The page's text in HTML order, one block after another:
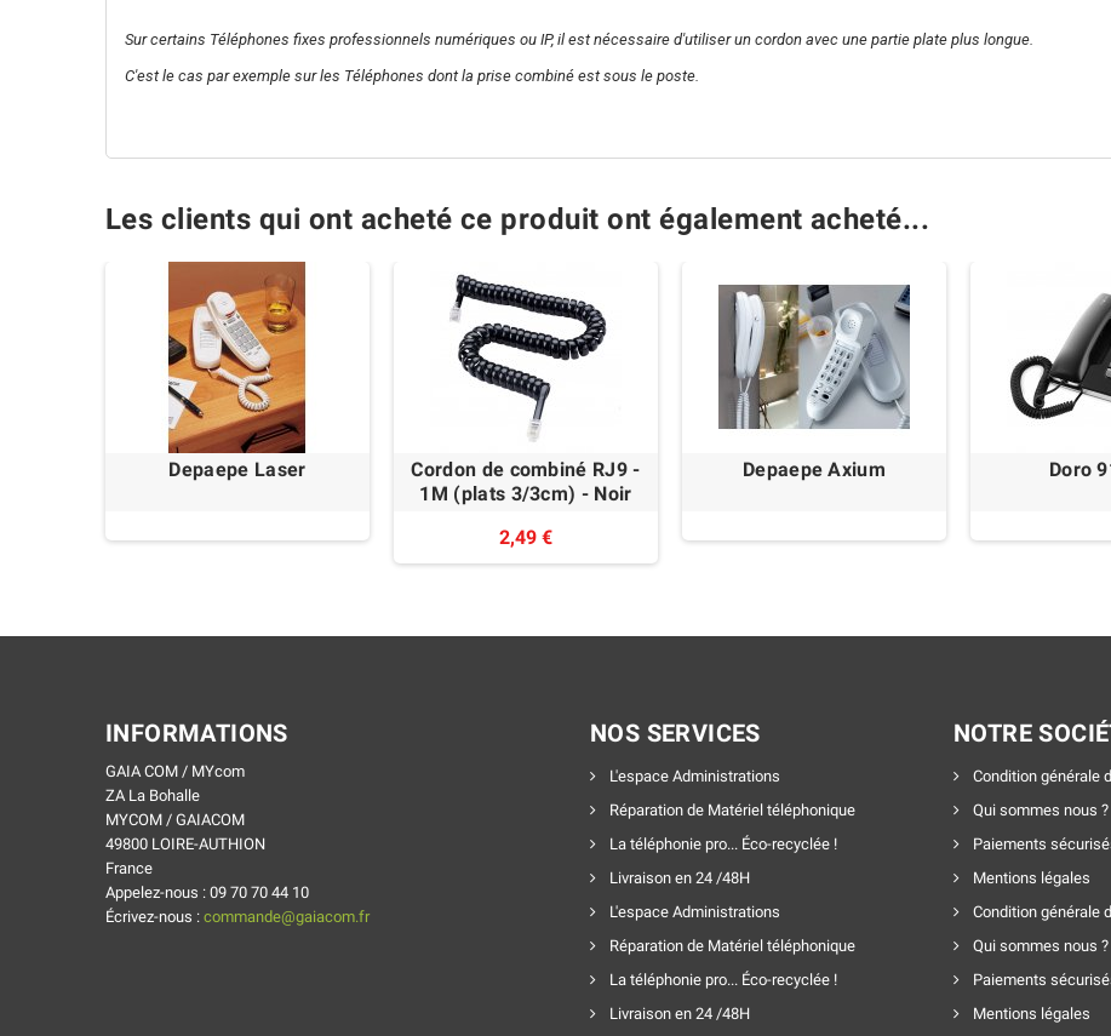
Sur certains Téléphones fixes professionnels numériques ou IP, il est nécessaire d'utiliser un cordon avec une partie plate plus longue.
C'est le cas par exemple sur les Téléphones dont la prise combiné est sous le poste.
Les clients qui ont acheté ce produit ont également acheté...
Depaepe Laser
Cordon de combiné RJ9 -
1M (plats 3/3cm) - Noir
2,49 €
Depaepe Axium Doro
INFORMATIONS
GAIA COM / MYcom
ZA La Bohalle
MYCOM / GAIACOM
49800 LOIRE-AUTHION
France
Appelez-nous : 09 70 70 44 10
Écrivez-nous : commande@gaiacom.fr
NOS SERVICES
L'espace Administrations
Réparation de Matériel téléphonique
La téléphonie pro... Éco-recyclée !
Livraison en 24 /48H
L'espace Administrations
Réparation de Matériel téléphonique
La téléphonie pro... Éco-recyclée !
Livraison en 24 /48H
NOTRE
Condition générale
Qui sommes nous ?
Paiements
Mentions légales
Condition générale
Qui sommes nous ?
Paiements
Mentions légales